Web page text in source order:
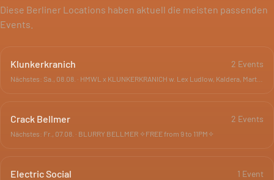
Diese Berliner Locations haben aktuell die meisten passenden
Events.
Klunkerkranich 2 Events
Nächstes: Sa., 08.08. · HMWL x KLUNKERKRANICH w. Lex Ludlow, Kaldera, Martin Brodin, Alex Esser, Jesper Aubin, Raj Shindi
Crack Bellmer 2 Events
Nächstes: Fr., 07.08. · BLURRY BELLMER ✧FREE from 9 to 11PM✧
Electric Social 1 Event